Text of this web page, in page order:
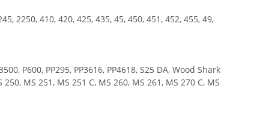
2250, 410, 420, 425, 435, 45, 450, 451, 452, 455, 49,
P600, PP295, PP3616, PP4618, S25 DA, Wood Shark
MS 251, MS 251 C, MS 260, MS 261, MS 270 C, MS